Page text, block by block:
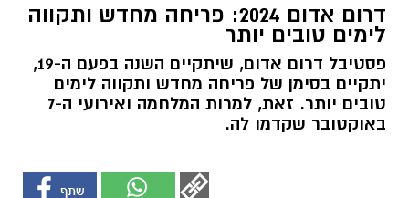
דרום אדום 2024: פריחה מחדש ותקווה
לימים טובים יותר
פסטיבל דרום אדום, שיתקיים השנה בפעם ה-19,
יתקיים בסימן של פריחה מחדש ותקווה לימים
טובים יותר. זאת, למרות המלחמה ואירועי ה-7
באוקטובר שקדמו לה.